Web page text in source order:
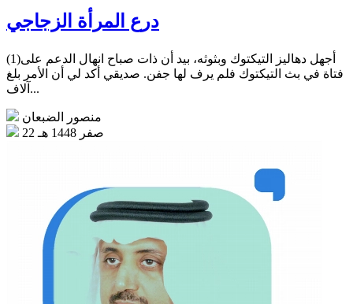
درع المرأة الزجاجي
(1)أجهل دهاليز التيكتوك وبثوثه، بيد أن ذات صباح انهال الدعم على
فتاة في بث التيكتوك فلم يرف لها جفن. صديقي أكد لي أن الأمر بلغ
آلاف...
منصور الضبعان
22 صفر 1448 هـ